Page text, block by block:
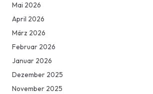
Mai 2026
April 2026
März 2026
Februar 2026
Januar 2026
Dezember 2025
November 2025